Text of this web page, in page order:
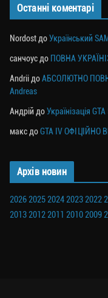
Останні коментарі
Nordost доУкраїнський
санчоус до ПОВНА
Andrii доАБСОЛЮТНО
Andreas
Андрій доУкраїнізація
макс доGTA IV ОФІЦІЙНО
Архів новин
20262025202420232022
201320122011 20102009